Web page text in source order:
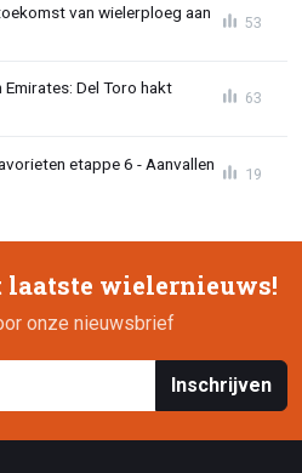
van wielerploeg aan
53
Del Toro hakt
63
etappe 6 - Aanvallen
19
wielernieuws!
onze nieuwsbrief
Inschrijven